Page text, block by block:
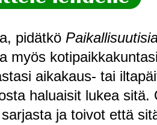
pidätkö
myös
aikakaus- tai
haluaisit lukea
ja toivot että